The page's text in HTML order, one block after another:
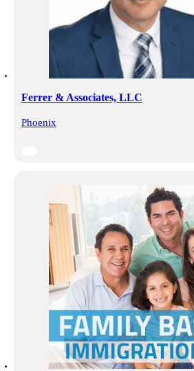
Ferrer & Associates, LLC
Phoenix